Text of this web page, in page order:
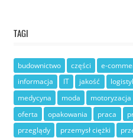
TAGI
budownictwo części e-
informacja
IT jakość
medycyna
moda motoryzacja
oferta
opakowania praca
przeglądy
przemysł ciężki